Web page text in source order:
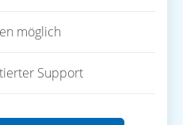
möglich
Support